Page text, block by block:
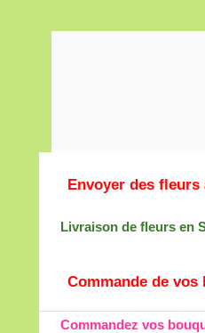
Envoyer des fleurs
Livraison de fleurs en
Commande de vos
Commandez vos